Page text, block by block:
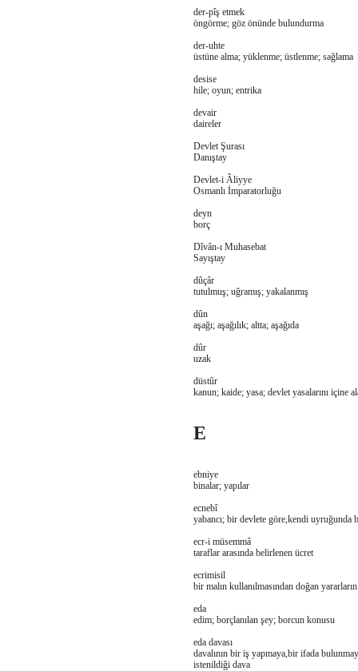
der-pîş etmek
öngörme; göz önünde bulundurma
der-uhte
üstüne alma; yüklenme; üstlenme; sağlama
desise
hile; oyun; entrika
devair
daireler
Devlet Şurası
Danıştay
Devlet-i Âliyye
Osmanlı İmparatorluğu
deyn
borç
Dîvân-ı Muhasebat
Sayıştay
dûçâr
tutulmuş; uğramış; yakalanmış
dûn
aşağı; aşağılık; altta; aşağıda
dûr
uzak
düstûr
kanun; kaide; yasa; devlet yasalarını içine
E
ebniye
binalar; yapılar
ecnebî
yabancı; bir devlete göre,kendi uyruğunda
ecr-i müsemmâ
taraflar arasında belirlenen ücret
ecrimisil
bir malın kullanılmasından doğan
eda
edim; borçlanılan şey; borcun konusu
eda davası
davalının bir iş yapmaya,bir ifada
istenildiği dava